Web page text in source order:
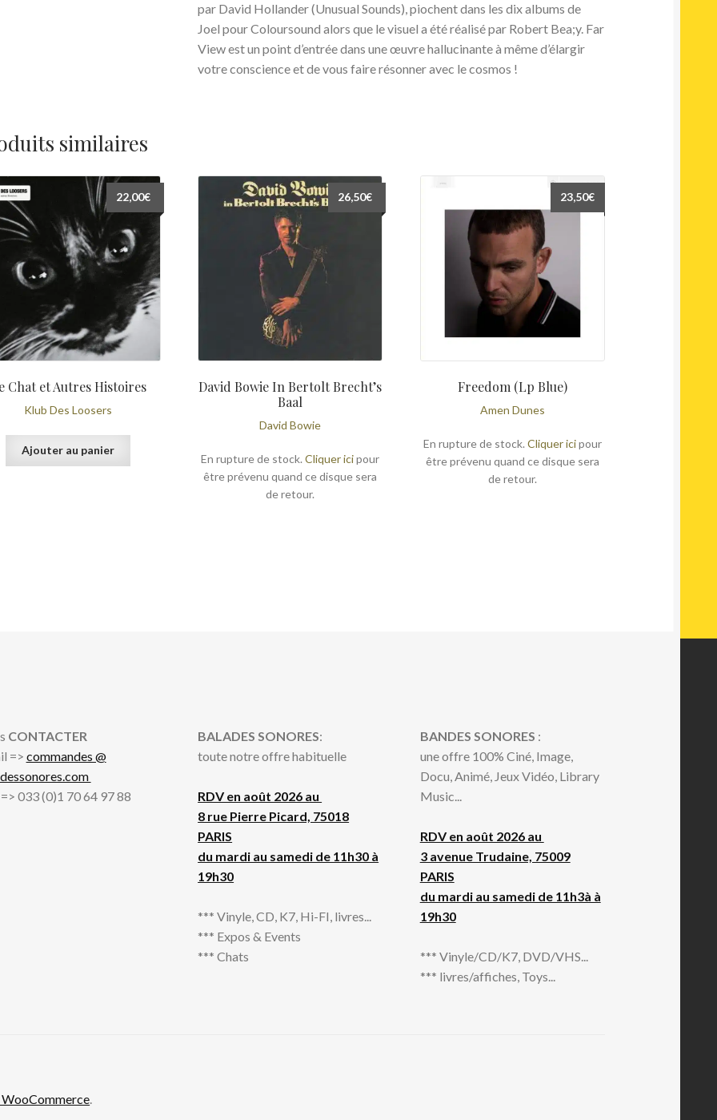
par David Hollander (Unusual Sounds), piochent dans les dix albums de
Joel pour Coloursound alors que le visuel a été réalisé par Robert Bea;y. Far
View est un point d’entrée dans une œuvre hallucinante à même d’élargir
votre conscience et de vous faire résonner avec le cosmos !
similaires
Chat et Autres Histoires
Klub Des Loosers
22,00€
Ajouter au panier
David Bowie In Bertolt Brecht’s
Baal
David Bowie
26,50€
En rupture de stock.Cliquer icipour
être prévenu quand ce disque sera
de retour.
Freedom (Lp Blue)
Amen Dunes
23,50€
En rupture de stock. Cliquer icipour
être prévenu quand ce disque sera
de retour.
CONTACTER
=> commandes @
033 (0)1 70 64 97 88
BALADES SONORES:
toute notre offre habituelle
RDV en août 2026 au
8 rue Pierre Picard, 75018
PARIS
du mardi au samedi de 11h30 à
19h30
*** Vinyle, CD, K7, Hi-FI, livres...
*** Expos & Events
*** Chats
BANDES SONORES :
une offre 100% Ciné, Image,
Docu, Animé, Jeux Vidéo, Library
Music...
RDV en août 2026 au
3 avenue Trudaine, 75009
PARIS
du mardi au samedi de 11h3à à
19h30
*** Vinyle/CD/K7, DVD/VHS...
*** livres/affiches, Toys...